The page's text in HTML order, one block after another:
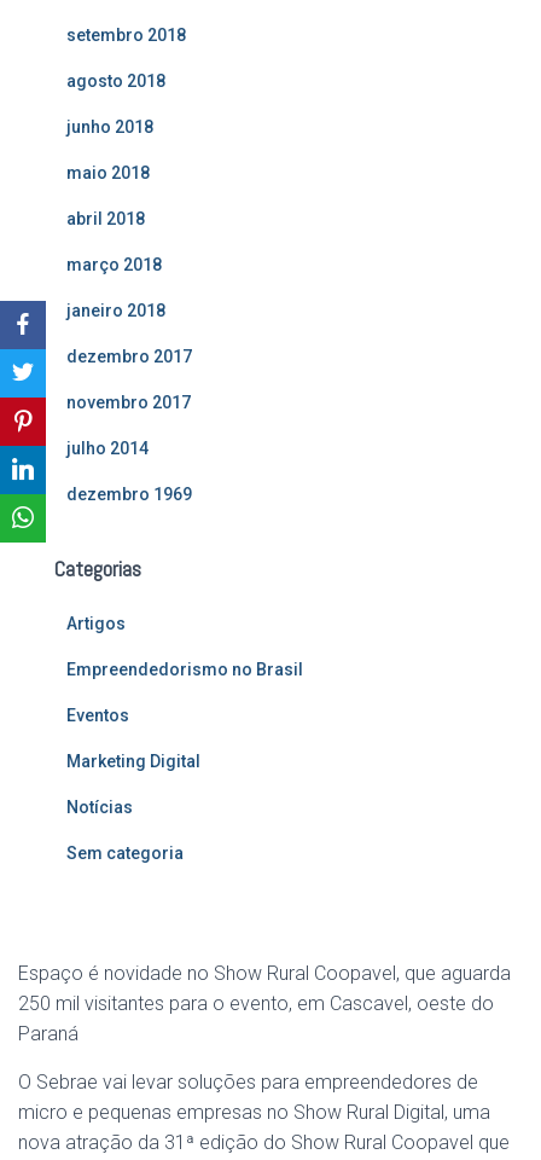
setembro 2018
agosto 2018
junho 2018
maio 2018
abril 2018
março 2018
janeiro 2018
dezembro 2017
novembro 2017
julho 2014
dezembro 1969
Categorias
Artigos
Empreendedorismo no Brasil
Eventos
Marketing Digital
Notícias
Sem categoria
Espaço é novidade no Show Rural Coopavel, que aguarda
250 mil visitantes para o evento, em Cascavel, oeste do
Paraná
O Sebrae vai levar soluções para empreendedores de
micro e pequenas empresas no Show Rural Digital, uma
nova atração da 31ª edição do Show Rural Coopavel que